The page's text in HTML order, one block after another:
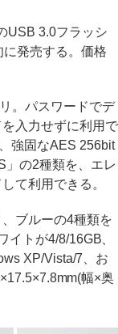
USB 3.0フラッシ
発売する。価格
。パスワードでデ
入力せずに利用で
強固なAES 256bit
」の2種類を、エレ
て利用できる。
ブルーの4種類を
イトが4/8/16GB、
XP/Vista/7、お
幅×奥